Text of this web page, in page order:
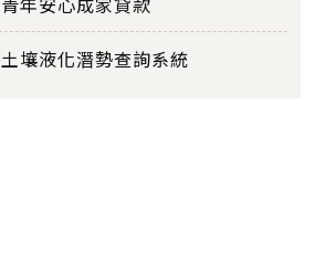
土壤液化潛勢查詢系統